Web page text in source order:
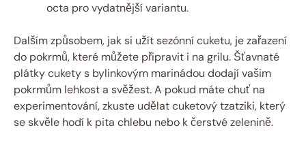
octa pro vydatnější variantu.
Dalším způsobem, jak si užít sezónní cuketu, je zařazení
do pokrmů, které můžete připravit i na grilu. Šťavnaté
plátky cukety s bylinkovým marinádou dodají vašim
pokrmům lehkost a svěžest. A pokud máte chuť na
experimentování, zkuste udělat cuketový tzatziki, který
se skvěle hodí k pita chlebu nebo k čerstvé zelenině.